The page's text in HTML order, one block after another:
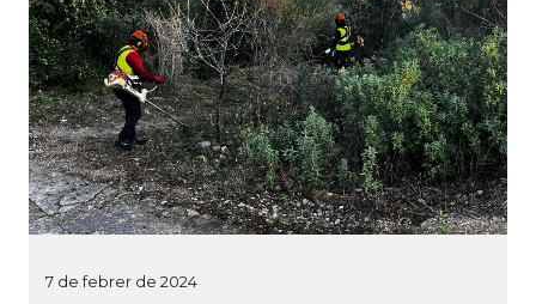
7 de febrer de 2024